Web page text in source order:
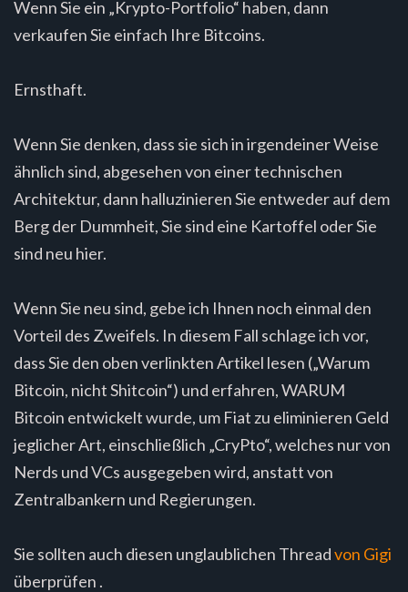
Wenn Sie ein „Krypto-Portfolio“ haben, dann
verkaufen Sie einfach Ihre Bitcoins.
Ernsthaft.
Wenn Sie denken, dass sie sich in irgendeiner Weise
ähnlich sind, abgesehen von einer technischen
Architektur, dann halluzinieren Sie entweder auf dem
Berg der Dummheit, Sie sind eine Kartoffel oder Sie
sind neu hier.
Wenn Sie neu sind, gebe ich Ihnen noch einmal den
Vorteil des Zweifels. In diesem Fall schlage ich vor,
dass Sie den oben verlinkten Artikel lesen („Warum
Bitcoin, nicht Shitcoin“) und erfahren, WARUM
Bitcoin entwickelt wurde, um Fiat zu eliminieren Geld
jeglicher Art, einschließlich „CryPto“, welches nur von
Nerds und VCs ausgegeben wird, anstatt von
Zentralbankern und Regierungen.
Sie sollten auch diesen unglaublichen Threadvon Gigi
überprüfen .